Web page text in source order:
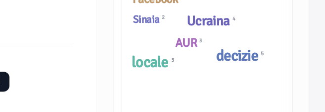
Sinaia 2
locale 5
AUR 3
Ucraina 4
decizie 5